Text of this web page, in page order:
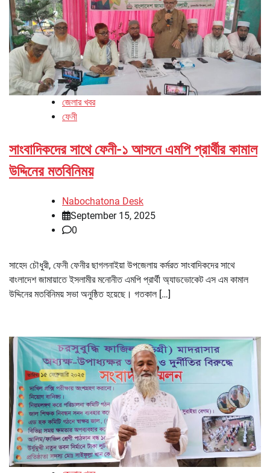
জেলার খবর
ফেনী
সাংবাদিকদের সাথে ফেনী-১ আসনে এমপি প্রার্থীর কামাল
উদ্দিনের মতবিনিময়
Nabochatona Desk
September 15, 2025
0
সাহেদ চৌধুরী, ফেনী ফেনীর ছাগলনাইয়া উপজেলায় কর্মরত সাংবাদিকদের সাথে
বাংলাদেশ জামায়াতে ইসলামীর মনোনীত এমপি প্রার্থী অ্যাডভোকেট এস এম কামাল
উদ্দিনের মতবিনিময় সভা অনুষ্ঠিত হয়েছে। গতকাল […]